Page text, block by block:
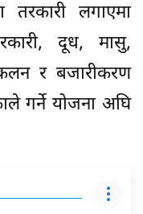
लगाएमा
दूध, मासु,
र बजारीकरण
गर्ने योजना अघि